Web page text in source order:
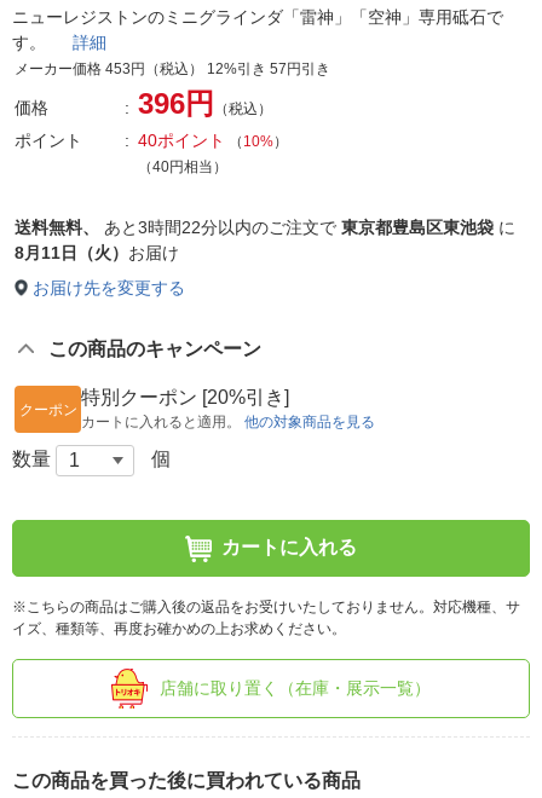
ニューレジストンのミニグラインダ「雷神」「空神」専用砥石で
す。 詳細
メーカー価格 453円（税込） 12%引き 57円引き
価格 396円 （税込）
ポイント 40ポイント （ 10%）
（40円相当）
送料無料、 あと3時間22分以内のご注文で 東京都豊島区東池袋 に
8月11日（火） お届け
お届け先を変更する
この商品のキャンペーン
クーポン
特別クーポン [20%引き]
カートに入れると適用。 他の対象商品を見る
数量 個
カートに入れる
※こちらの商品はご購入後の返品をお受けいたしておりません。対応機種、サ
イズ、種類等、再度お確かめの上お求めください。
店舗に取り置く（在庫・展示一覧）
この商品を買った後に買われている商品